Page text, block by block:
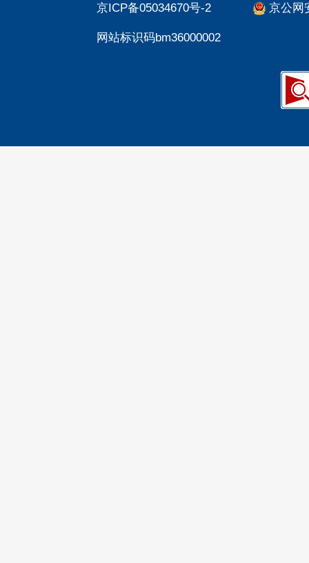
京ICP备05034670号-2 京公网
网站标识码bm36000002